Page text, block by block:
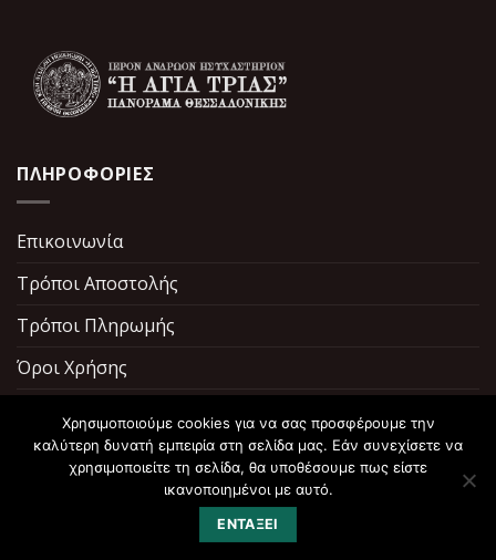
ΠΛΗΡΟΦΟΡΙΕΣ
Επικοινωνία
Τρόποι Αποστολής
Τρόποι Πληρωμής
Όροι Χρήσης
Copyright 2026 ©ToPerivoliTisPanagias
Χρησιμοποιούμε cookies για να σας προσφέρουμε την
καλύτερη δυνατή εμπειρία στη σελίδα μας. Εάν συνεχίσετε να
χρησιμοποιείτε τη σελίδα, θα υποθέσουμε πως είστε
ικανοποιημένοι με αυτό.
ΕΝΤΆΞΕΙ